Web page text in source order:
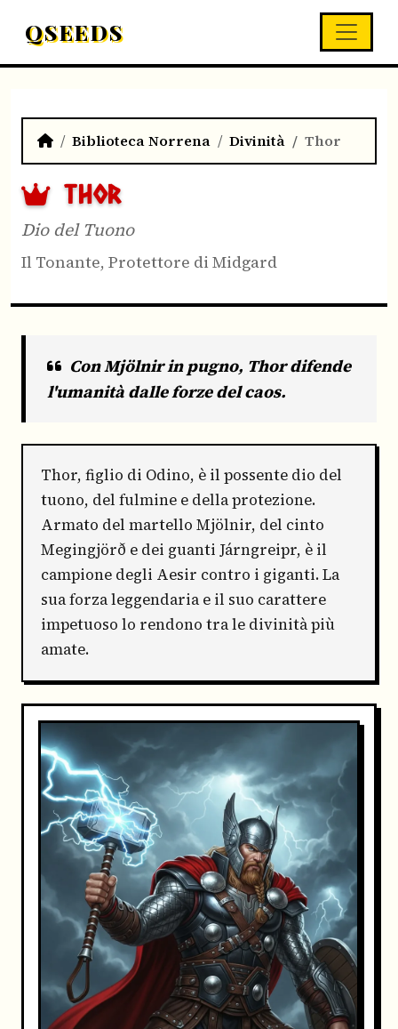
QSEEDS
Biblioteca Norrena Divinità Thor
THOR
Dio del Tuono
Il Tonante, Protettore di Midgard
Con Mjölnir in pugno, Thor difende
l'umanità dalle forze del caos.
Thor, figlio di Odino, è il possente dio del
tuono, del fulmine e della protezione.
Armato del martello Mjölnir, del cinto
Megingjörð e dei guanti Járngreipr, è il
campione degli Aesir contro i giganti. La
sua forza leggendaria e il suo carattere
impetuoso lo rendono tra le divinità più
amate.